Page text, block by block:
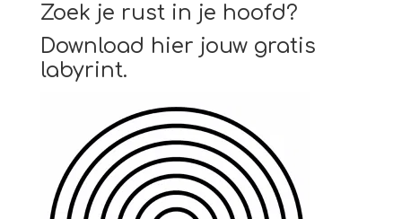
Zoek je rust in je hoofd?
Download hier jouw gratis
labyrint.